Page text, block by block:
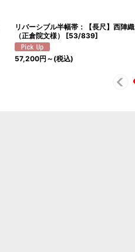
リバーシブル半幅帯：【長尺】西陣織
（正倉院文様）
[53/839]
57,200円 ～ (税込)